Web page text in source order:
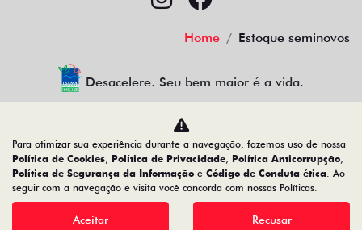
Home Estoque seminovos
Desacelere. Seu bem maior é a vida.
CMJ Comércio de Veículos Ltda
05.026.792/0024-83
Desenvolvido pela DEALERSPACE ® Direitos Reservados.
Para otimizar sua experiência durante a navegação, fazemos uso de nossa
Política de Cookies, Política de Privacidade, Política Anticorrupção,
Política de Segurança da Informação e Código de Conduta ética. Ao
seguir com a navegação e visita você concorda com nossas Políticas.
Aceitar Recusar